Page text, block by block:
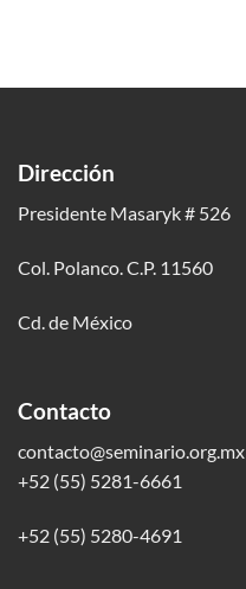
Dirección
Presidente Masaryk # 526
Col. Polanco. C.P. 11560
Cd. de México
Contacto
contacto@seminario.org.mx
+52 (55) 5281-6661
+52 (55) 5280-4691